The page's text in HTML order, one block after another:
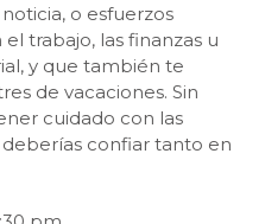
o esfuerzos
trabajo, las finanzas u
y que también te
de vacaciones. Sin
cuidado con las
confiar tanto en